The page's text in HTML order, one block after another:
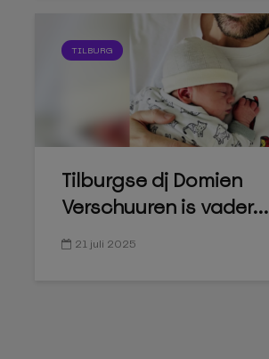
TILBURG
Tilburgse dj Domien
Verschuuren is vader...
21 juli 2025